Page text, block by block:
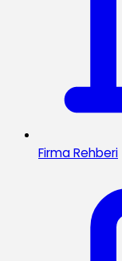
Firma Rehberi